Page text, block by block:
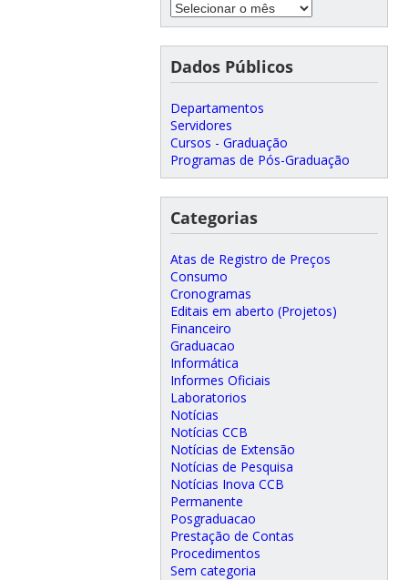
Dados Públicos
Departamentos
Servidores
Cursos - Graduação
Programas de Pós-Graduação
Categorias
Atas de Registro de Preços
Consumo
Cronogramas
Editais em aberto (Projetos)
Financeiro
Graduacao
Informática
Informes Oficiais
Laboratorios
Notícias
Notícias CCB
Notícias de Extensão
Notícias de Pesquisa
Notícias Inova CCB
Permanente
Posgraduacao
Prestação de Contas
Procedimentos
Sem categoria